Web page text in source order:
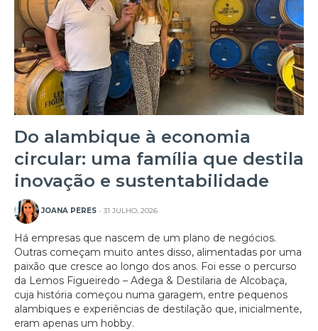
Do alambique à economia
circular: uma família que destila
inovação e sustentabilidade
JOANA PERES - 31 JULHO, 2026
Há empresas que nascem de um plano de negócios.
Outras começam muito antes disso, alimentadas por uma
paixão que cresce ao longo dos anos. Foi esse o percurso
da Lemos Figueiredo – Adega & Destilaria de Alcobaça,
cuja história começou numa garagem, entre pequenos
alambiques e experiências de destilação que, inicialmente,
eram apenas um hobby.